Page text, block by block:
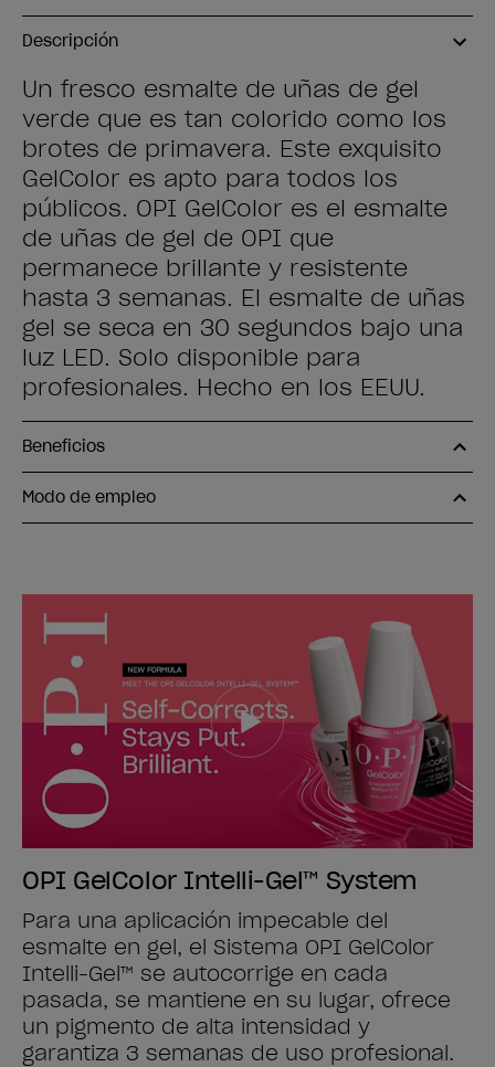
Descripción
Un fresco esmalte de uñas de gel
verde que es tan colorido como los
brotes de primavera. Este exquisito
GelColor es apto para todos los
públicos. OPI GelColor es el esmalte
de uñas de gel de OPI que
permanece brillante y resistente
hasta 3 semanas. El esmalte de uñas
gel se seca en 30 segundos bajo una
luz LED. Solo disponible para
profesionales. Hecho en los EEUU.
Beneficios
Modo de empleo
OPI GelColor Intelli-Gel™ System
Para una aplicación impecable del
esmalte en gel, el Sistema OPI GelColor
Intelli-Gel™ se autocorrige en cada
pasada, se mantiene en su lugar, ofrece
un pigmento de alta intensidad y
garantiza 3 semanas de uso profesional.